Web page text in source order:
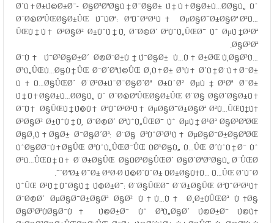
Ø´Ù‡Ø±Ú©Ø±Ø¯- Ø§Ø³ØªØ§Ù†Ø¯Ø§Ø± Ú†Ù‡Ø§Ø±Ù…Ø­Ø§Ù„ Ùˆ
Ø¨Ø®ØªÛŒØ§Ø±ÛŒ Ú¯ÙØª: ØªÙˆØ³Ø¹Ù‡ ØµØ§Ø¯Ø±Ø§Øª Ø²Ù…
ÛŒÙ†Ù‡ Ø³Ø§Ø² Ø±ÙˆÙ†Ù‚ Ø¨Ø®Ø´ ØªÙˆÙ„ÛŒØ¯ Ùˆ ØµÙ†Ø¹Øª
Ø§Ø³Øª.
Ø¨Ù‡ Ú¯Ø²Ø§Ø±Ø´ Ø®Ø¨Ø±Ù†Ú¯Ø§Ø± Ù…Ù‡Ø±ØŒ Ù‚Ø§Ø³Ù…
Ø³Ù„ÛŒÙ…Ø§Ù†ÛŒ Ø¯Ø´ØªÚ©ÛŒ Ø¸Ù‡Ø± Ø³Ù‡ Ø´Ù†Ø¨Ù‡ Ø¯Ø±
Ù‡Ù…Ø§ÛŒØ´ Ø¨Ø²Ø±Ú¯Ø¯Ø§Ø´Øª Ø±ÙˆØ² ØµÙ†Ø¹Øª Ø¯Ø±
Ú†Ù‡Ø§Ø±Ù…Ø­Ø§Ù„ Ùˆ Ø¨Ø®ØªÛŒØ§Ø±ÛŒ Ø¨Ø§ Ø§Ø´Ø§Ø±Ù‡
Ø¨Ù‡ Ø§ÛŒÙ†Ú©Ù‡ ØªÙˆØ³Ø¹Ù‡ ØµØ§Ø¯Ø±Ø§Øª Ø²Ù…ÛŒÙ†Ù‡
Ø³Ø§Ø² Ø±ÙˆÙ†Ù‚ Ø¨Ø®Ø´ ØªÙˆÙ„ÛŒØ¯ Ùˆ ØµÙ†Ø¹Øª Ø§Ø³ØªØŒ
Ø§Ø¸Ù‡Ø§Ø± Ø¯Ø§Ø´Øª: Ø¨Ø§ ØªÙˆØ³Ø¹Ù‡ ØµØ§Ø¯Ø±Ø§ØªØŒ
ÙˆØ§Ø­Ø¯Ù‡Ø§ÛŒ ØªÙˆÙ„ÛŒØ¯ÛŒ ÙØ¹Ø§Ù„ Ù…ÛŒ Ø´ÙˆÙ†Ø¯ Ùˆ
Ø²Ù…ÛŒÙ†Ù‡ Ø¨Ø±Ø§ÛŒ Ø§ÙØ²Ø§ÛŒØ´ Ø§Ø´ØªØºØ§Ù„ Ø¨ÛŒØ
´ØªØ± Ø¯Ø± Ø³Ø·Ø­ Ú©Ø´ÙˆØ± ÙØ±Ø§Ù‡Ù… Ù…ÛŒ Ø´ÙˆØ¯.
ÙˆÛŒ Ø¹Ù†ÙˆØ§Ù† Ú©Ø±Ø¯: Ø¨Ø§ÛŒØ¯ Ø¨Ø±Ø§ÛŒ ØªÙˆØ³Ø¹Ù‡
Ø¨Ø®Ø´ ØµØ§Ø¯Ø±Ø§Øª Ø§Ø² Ù‡Ù…Ù‡ Ø¸Ø±ÙÛŒØª Ù‡Ø§
Ø§Ø³ØªÙØ§Ø¯Ù‡ Ú©Ø±Ø¯ Ùˆ ØªÙ„Ø§Ø´ Ú©Ø±Ø¯ Ú©Ù‡